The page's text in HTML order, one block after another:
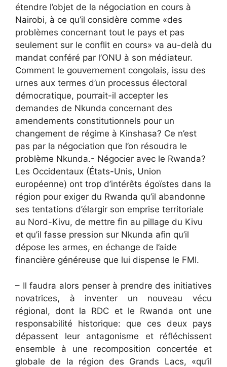
étendre l’objet de la négociation en cours à
Nairobi, à ce qu’il considère comme «des
problèmes concernant tout le pays et pas
seulement sur le conflit en cours» va au-delà du
mandat conféré par l’ONU à son médiateur.
Comment le gouvernement congolais, issu des
urnes aux termes d’un processus électoral
démocratique, pourrait-il accepter les
demandes de Nkunda concernant des
amendements constitutionnels pour un
changement de régime à Kinshasa? Ce n’est
pas par la négociation que l’on résoudra le
problème Nkunda.- Négocier avec le Rwanda?
Les Occidentaux (États-Unis, Union
européenne) ont trop d’intérêts égoïstes dans la
région pour exiger du Rwanda qu’il abandonne
ses tentations d’élargir son emprise territoriale
au Nord-Kivu, de mettre fin au pillage du Kivu
et qu’il fasse pression sur Nkunda afin qu’il
dépose les armes, en échange de l’aide
financière généreuse que lui dispense le FMI.
– Il faudra alors penser à prendre des initiatives
novatrices, à inventer un nouveau vécu
régional, dont la RDC et le Rwanda ont une
responsabilité historique: que ces deux pays
dépassent leur antagonisme et réfléchissent
ensemble à une recomposition concertée et
globale de la région des Grands Lacs, «qu’il